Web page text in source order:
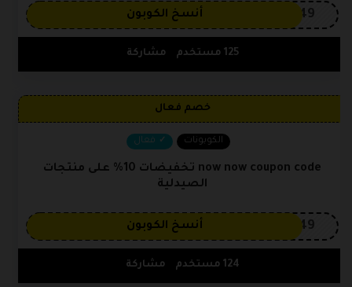
OP149 أنسخ الكوبون
125 مستخدم مشاركة
خصم فعال
الكوبونات فعال
now now coupon code تخفيضات 10% على منتجات
الصيدلية
OP149 أنسخ الكوبون
124 مستخدم مشاركة